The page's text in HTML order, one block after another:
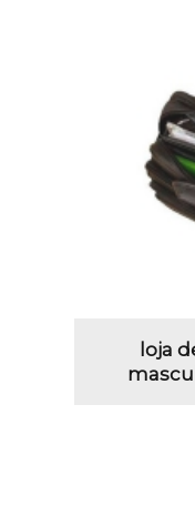
loja